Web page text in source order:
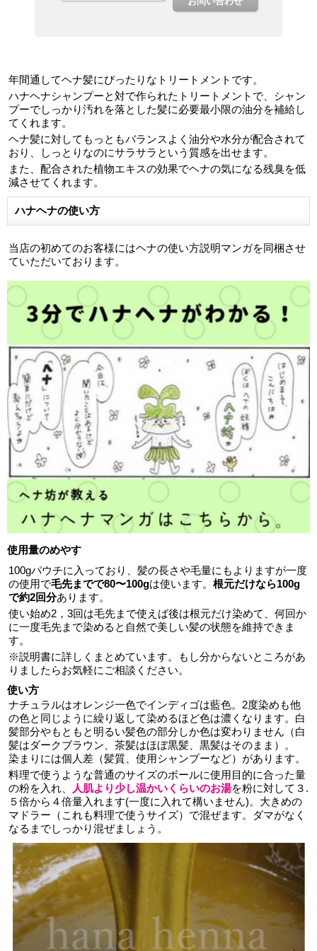
年間通してヘナ髪にぴったりなトリートメントです。
ハナヘナシャンプーと対で作られたトリートメントで、シャン
プーでしっかり汚れを落とした髪に必要最小限の油分を補給し
てくれます。
ヘナ髪に対してもっともバランスよく油分や水分が配合されて
おり、しっとりなのにサラサラという質感を出せます。
また、配合された植物エキスの効果でヘナの気になる残臭を低
減させてくれます。
ハナヘナの使い方
当店の初めてのお客様にはヘナの使い方説明マンガを同梱させ
ていただいております。
使用量のめやす
100gパウチに入っており、髪の長さや毛量にもよりますが一度
の使用で毛先までで80〜100gは使います。 根元だけなら100g
で約2回分あります。
使い始め2，3回は毛先まで使えば後は根元だけ染めて、何回か
に一度毛先まで染めると自然で美しい髪の状態を維持できま
す。
※説明書に詳しくまとめています。もし分からないところがあ
りましたらお気軽にご相談ください。
使い方
ナチュラルはオレンジ一色でインディゴは藍色。2度染めも他
の色と同じように繰り返して染めるほど色は濃くなります。白
髪部分やもともと明るい髪色の部分しか色は変わりません（白
髪はダークブラウン、茶髪はほぼ黒髪、黒髪はそのまま）。
染まりには個人差（髪質、使用シャンプーなど）があります。
料理で使うような普通のサイズのボールに使用目的に合った量
の粉を入れ、
人肌より少し温かいくらいのお湯を粉に対して３.
５倍から４倍量入れます(一度に入れて構いません)。大きめの
マドラー（これも料理で使うサイズ）で混ぜます。ダマがなく
なるまでしっかり混ぜましょう。